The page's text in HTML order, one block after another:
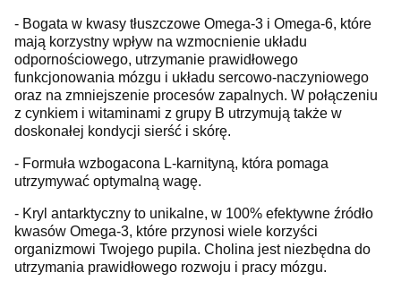
- Bogata w kwasy tłuszczowe Omega-3 i Omega-6, które
mają korzystny wpływ na wzmocnienie układu
odpornościowego, utrzymanie prawidłowego
funkcjonowania mózgu i układu sercowo-naczyniowego
oraz na zmniejszenie procesów zapalnych. W połączeniu
z cynkiem i witaminami z grupy B utrzymują także w
doskonałej kondycji sierść i skórę.
- Formuła wzbogacona L-karnityną, która pomaga
utrzymywać optymalną wagę.
- Kryl antarktyczny to unikalne, w 100% efektywne źródło
kwasów Omega-3, które przynosi wiele korzyści
organizmowi Twojego pupila. Cholina jest niezbędna do
utrzymania prawidłowego rozwoju i pracy mózgu.